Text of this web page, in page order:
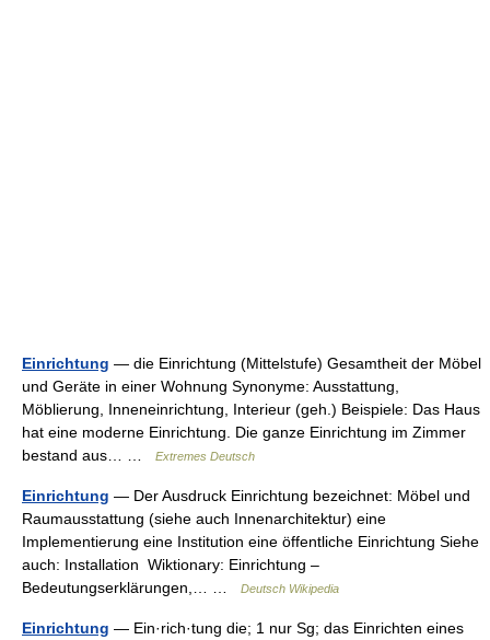
Einrichtung — die Einrichtung (Mittelstufe) Gesamtheit der Möbel
und Geräte in einer Wohnung Synonyme: Ausstattung,
Möblierung, Inneneinrichtung, Interieur (geh.) Beispiele: Das Haus
hat eine moderne Einrichtung. Die ganze Einrichtung im Zimmer
bestand aus… …
Extremes Deutsch
Einrichtung — Der Ausdruck Einrichtung bezeichnet: Möbel und
Raumausstattung (siehe auch Innenarchitektur) eine
Implementierung eine Institution eine öffentliche Einrichtung Siehe
auch: Installation Wiktionary: Einrichtung –
Bedeutungserklärungen,… …
Deutsch Wikipedia
Einrichtung — Ein·rich·tung die; 1 nur Sg; das Einrichten eines